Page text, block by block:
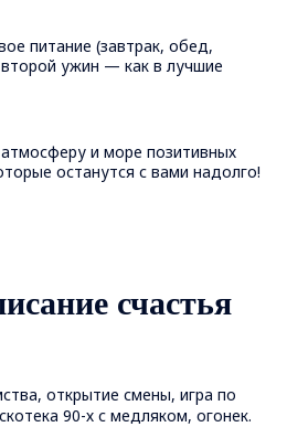
питание (завтрак, обед,
ужин — как в лучшие
и море позитивных
останутся с вами надолго!
счастья
открытие смены, игра по
90-х с медляком, огонек.